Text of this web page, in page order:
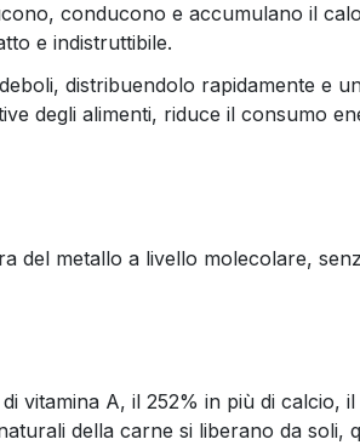
conducono e accumulano il
e indistruttibile.
distribuendolo rapidamente e
degli alimenti, riduce il consumo
metallo a livello molecolare,
vitamina A, il 252% in più di calcio,
della carne si liberano da soli,